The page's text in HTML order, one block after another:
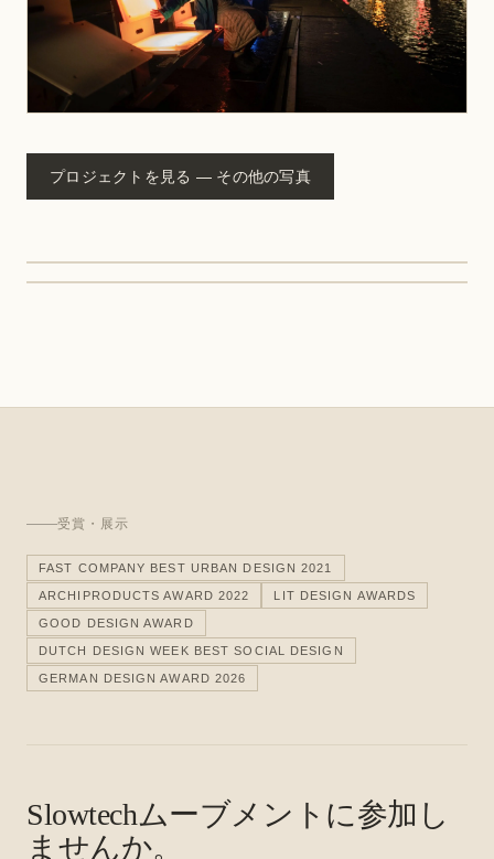
プロジェクトを見る — その他の写真
受賞・展示
FAST COMPANY BEST URBAN DESIGN 2021
ARCHIPRODUCTS AWARD 2022 LIT DESIGN AWARDS
GOOD DESIGN AWARD
DUTCH DESIGN WEEK BEST SOCIAL DESIGN
GERMAN DESIGN AWARD 2026
Slowtechムーブメントに参加し
ませんか。